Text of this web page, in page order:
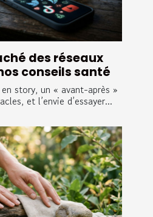
des réseaux
conseils santé
story, un « avant-après »
et l’envie d’essayer...